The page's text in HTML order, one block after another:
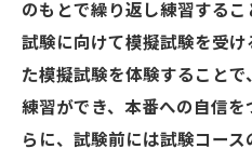
のもとで繰り返し練習する
試験に向けて模擬試験を受
た模擬試験を体験すること
練習ができ、本番への自信を
らに、試験前には試験コー